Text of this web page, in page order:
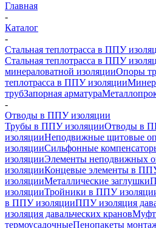
Главная
-
Каталог
-
Стальная теплотрасса в ППУ
Стальная теплотрасса в ППУ
минераловатной изоляцииОпоры
теплотрасса в ППУ изоляции
трубЗапорная арматура
-
Отводы в ППУ изоляции
Трубы в ППУ изоляцииОтводы в
изоляцииНеподвижные щитовые
изоляцииCильфонные
изоляцииЭлементы неподвижных
изоляцииКонцевые элементы в
изоляцииМеталлические заглушки
изоляцииТройники в ППУ
в ППУ изоляцииППУ изоляция
изоляция давальческих кранов
термоусадочныеПенопакеты